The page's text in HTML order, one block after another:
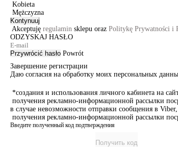
Kobieta
Mężczyzna
Kontynuuj
Akceptuję regulamin sklepu oraz Politykę Prywatności i
ODZYSKAJ HASŁO
Przywrócić hasło Powrót
Завершение регистрации
Даю согласия на обработку моих персональных
*создания и использования личного кабинета на
получения рекламно-информационной рассылки
в случае невозможности отправки сообщения в
получения рекламно-информационной рассылки
Введите полученный код подтверждения
Получить код